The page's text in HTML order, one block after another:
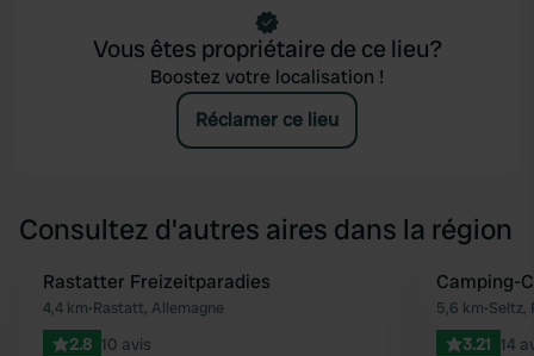
Vous êtes propriétaire de ce lieu?
Boostez votre localisation !
Réclamer ce lieu
Consultez d'autres aires dans la région
Préféré
Rastatter Freizeitparadies
4,4 km•Rastatt, Allemagne
2.8 10 avis
Camping-
5,6 km•Seltz,
3.21 14